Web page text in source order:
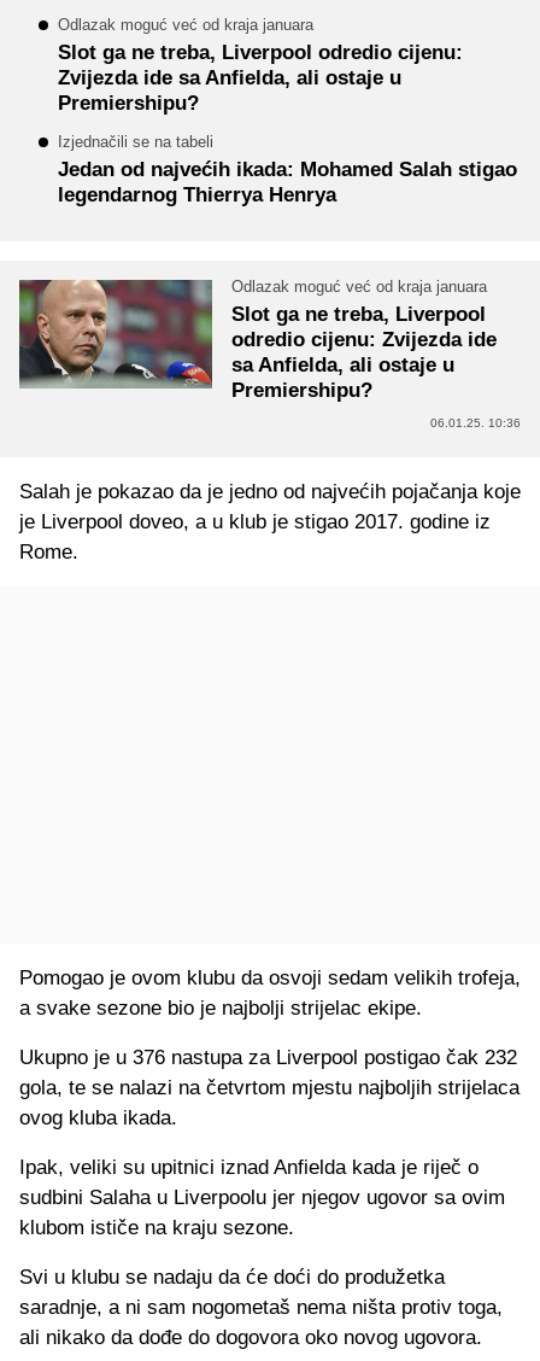
Odlazak moguć već od kraja januara
Slot ga ne treba, Liverpool odredio cijenu:
Zvijezda ide sa Anfielda, ali ostaje u
Premiershipu?
Izjednačili se na tabeli
Jedan od najvećih ikada: Mohamed Salah stigao
legendarnog Thierrya Henrya
Odlazak moguć već od kraja januara
Slot ga ne treba, Liverpool
odredio cijenu: Zvijezda ide
sa Anfielda, ali ostaje u
Premiershipu?
06.01.25. 10:36
Salah je pokazao da je jedno od najvećih pojačanja koje
je Liverpool doveo, a u klub je stigao 2017. godine iz
Rome.
Pomogao je ovom klubu da osvoji sedam velikih trofeja,
a svake sezone bio je najbolji strijelac ekipe.
Ukupno je u 376 nastupa za Liverpool postigao čak 232
gola, te se nalazi na četvrtom mjestu najboljih strijelaca
ovog kluba ikada.
Ipak, veliki su upitnici iznad Anfielda kada je riječ o
sudbini Salaha u Liverpoolu jer njegov ugovor sa ovim
klubom ističe na kraju sezone.
Svi u klubu se nadaju da će doći do produžetka
saradnje, a ni sam nogometaš nema ništa protiv toga,
ali nikako da dođe do dogovora oko novog ugovora.